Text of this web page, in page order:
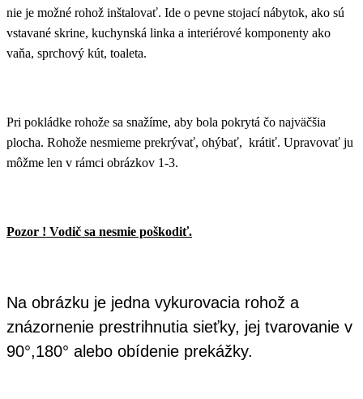
nie je možné rohož inštalovať. Ide o pevne stojací nábytok, ako sú
vstavané skrine, kuchynská linka a interiérové komponenty ako
vaňa, sprchový kút, toaleta.
Pri pokládke rohože sa snažíme, aby bola pokrytá čo najväčšia
plocha. Rohože nesmieme prekrývať, ohýbať, krátiť. Upravovať ju
môžme len v rámci obrázkov 1-3.
Pozor ! Vodič sa nesmie poškodiť.
Na obrázku je jedna vykurovacia rohož a
znázornenie prestrihnutia sieťky, jej tvarovanie v
90°,180° alebo obídenie prekážky.